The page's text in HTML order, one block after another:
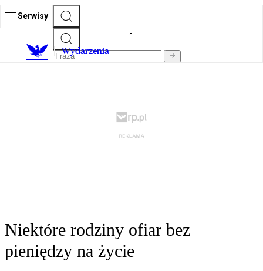
Serwisy
Wydarzenia
Niektóre rodziny ofiar bez
pieniędzy na życie